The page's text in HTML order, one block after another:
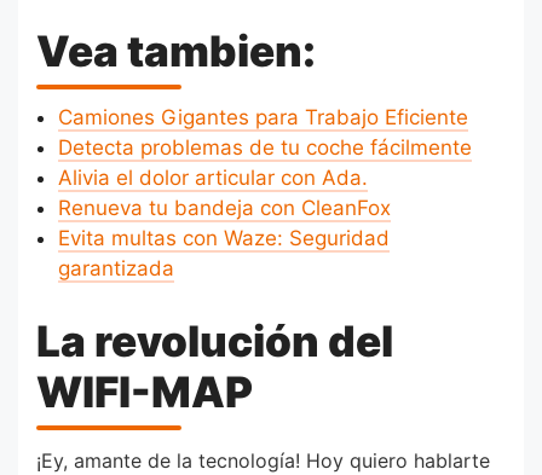
Vea tambien:
Camiones Gigantes para Trabajo Eficiente
Detecta problemas de tu coche fácilmente
Alivia el dolor articular con Ada.
Renueva tu bandeja con CleanFox
Evita multas con Waze: Seguridad
garantizada
La revolución del
WIFI-MAP
¡Ey, amante de la tecnología! Hoy quiero hablarte